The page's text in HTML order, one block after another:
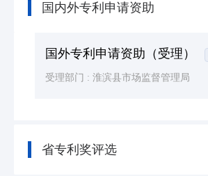
司法公证 (39)
国内外专利申请资助
国外专利申请资助（受理）
受理部门 : 淮滨县市场监督管理局
省专利奖评选